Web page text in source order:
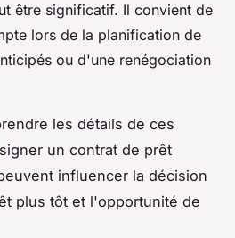
être significatif. Il convient de
lors de la planification de
ou d'une renégociation
les détails de ces
un contrat de prêt
influencer la décision
plus tôt et l'opportunité de